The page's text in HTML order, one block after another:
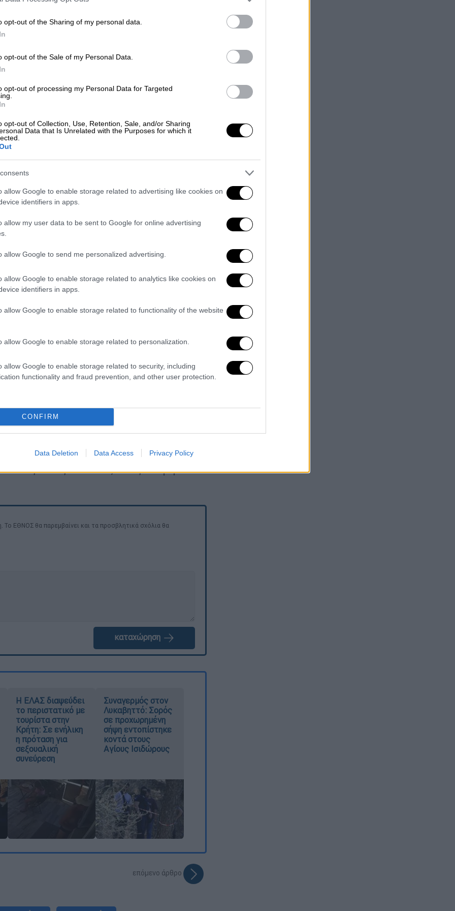
opt-out of the Sharing of my personal data.
opt-out of the Sale of my Personal Data.
opt-out of processing my Personal Data for Targeted
opt-out of Collection, Use, Retention, Sale, and/or Sharing
Data that Is Unrelated with the Purposes for which it
allow Google to enable storage related to advertising like cookies on
identifiers in apps.
allow my user data to be sent to Google for online advertising
allow Google to send me personalized advertising.
allow Google to enable storage related to analytics like cookies on
identifiers in apps.
allow Google to enable storage related to functionality of the website
allow Google to enable storage related to personalization.
allow Google to enable storage related to security, including
functionality and fraud prevention, and other user protection.
CONFIRM
Data Deletion Data Access Privacy Policy
Όσκαρ 2026 και οι ανόητες
την περασμένη εβδομάδα στην Πράγα, όπως
που κυκλοφόρησαν μέσω του τσέχικου
του Πίτερ Κάμερον (2020), ενώ το
Ο Λεονάρντο Ντι Κάπριο υποδύεται έναν
μυστηριώδη ευρωπαϊκή πόλη μαζί με
μωρού
Jennifer Lawrence filming Martin
https://t.co/vyFe8Uhbxh
του Ντι Κάπριο
και εστιασμένος στην παρατήρηση
τα παράδοξα συμβάντα μέσω
σουρεαλιστική ή υπερφυσική χροιά.
με την πραγματικότητα αρχίζει να
Λόρενς, Μαντς Μίκελσεν, Πατρίσια
ανήκει στην Apple Original Films σε
τοποθεσίες της Πράγας και
στις αρχές του καλοκαιριού. Η
εντός του 2027, όπως αναφέρει το
ΕΘΝΟΣ θα παρεμβαίνει και τα προσβλητικά σχόλια θα
καταχώρηση
Η ΕΛΑΣ διαψεύδει
το περιστατικό με
τουρίστα στην
Κρήτη: Σε ενήλικη
η πρόταση για
σεξουαλική
συνεύρεση
Συναγερμός στον
Λυκαβηττό: Σορός
σε προχωρημένη
σήψη εντοπίστηκε
κοντά στους
Αγίους Ισιδώρους
επόμενο άρθρο